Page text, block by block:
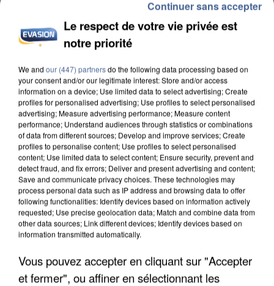
INCENDIES : L’ÎLE-DE-FRANCE LANCE UN ÉLAN
DE SOLIDARITÉ AVEC LES...
Le respect de votre vie privée est
notre priorité
We and our (447) partnersdo the following data processing based on
your consent and/or our legitimate interest: Store and/or access
information on a device; Use limited data to select advertising; Create
profiles for personalised advertising; Use profiles to select personalised
advertising; Measure advertising performance; Measure content
performance; Understand audiences through statistics or combinations
of data from different sources; Develop and improve services; Create
profiles to personalise content; Use profiles to select personalised
content; Use limited data to select content; Ensure security, prevent and
detect fraud, and fix errors; Deliver and present advertising and content;
Save and communicate privacy choices. These technologies may
process personal data such as IP address and browsing data to offer
following functionalities: Identify devices based on information actively
requested; Use precise geolocation data; Match and combine data from
other data sources; Link different devices; Identify devices based on
information transmitted automatically.
Vous pouvez accepter en cliquant sur "Accepter
et fermer", ou affiner en sélectionnant les
Continuer sans accepter